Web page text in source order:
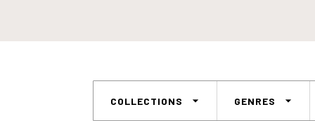
COLLECTIONS arrow_drop_down GENRES arrow_drop_down